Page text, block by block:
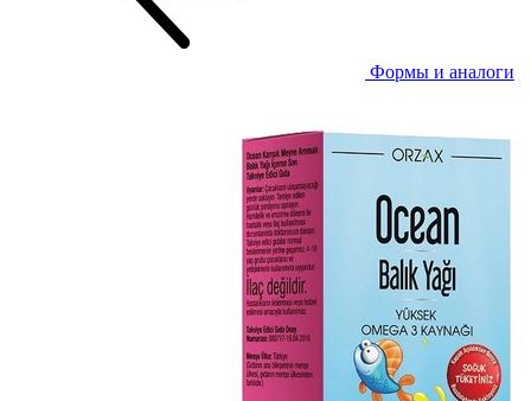
Формы и аналоги